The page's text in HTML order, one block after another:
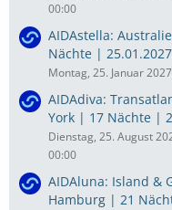
00:00
AIDAstella:
Nächte |
Montag, 25. Januar
AIDAdiva:
York | 17 Nächte |
Dienstag, 25. August
00:00
AIDAluna: Island &
Hamburg | 21